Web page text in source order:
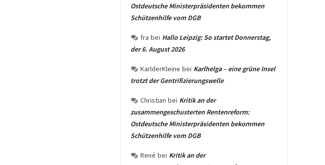
Ostdeutsche Ministerpräsidenten bekommen
Schützenhilfe vom DGB
fra bei Hallo Leipzig: So startet Donnerstag,
der 6. August 2026
KarlderKleine bei Karlhelga – eine grüne Insel
trotzt der Gentrifizierungswelle
Christian bei Kritik an der
zusammengeschusterten Rentenreform:
Ostdeutsche Ministerpräsidenten bekommen
Schützenhilfe vom DGB
René bei Kritik an der